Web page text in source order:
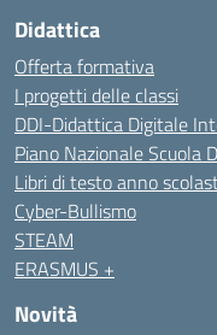
Didattica
Offerta formativa
I progetti delle classi
DDI-Didattica Digitale
Piano Nazionale Scuola
Libri di testo anno
Cyber-Bullismo
STEAM
ERASMUS +
Novità